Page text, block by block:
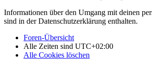
Informationen über den Umgang mit deinen
sind in der Datenschutzerklärung enthalten.
Foren-Übersicht
Alle Zeiten sind UTC+02:00
Alle Cookies löschen